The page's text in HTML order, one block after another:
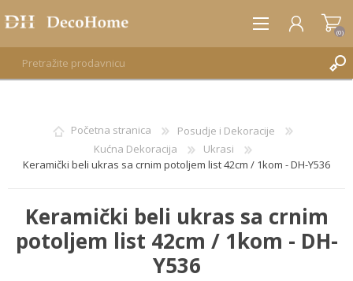
REGISTRUJTE SE
(0)
Početna stranica
Posudje i Dekoracije
Kućna Dekoracija
Ukrasi
Keramički beli ukras sa crnim potoljem list 42cm / 1kom - DH-Y536
Keramički beli ukras sa crnim
potoljem list 42cm / 1kom - DH-
Y536